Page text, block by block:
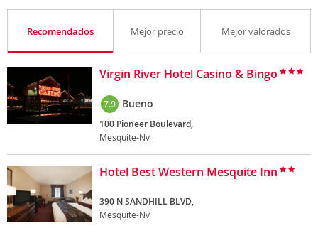
Recomendados Mejor precio Mejor valorados
Virgin River Hotel Casino & Bingo
7.9 Bueno
100 Pioneer Boulevard,
Mesquite-Nv
Hotel Best Western Mesquite Inn
390 N SANDHILL BLVD,
Mesquite-Nv